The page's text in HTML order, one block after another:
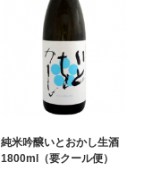
純米吟醸いとおかし生酒
1800ml（要クール便）